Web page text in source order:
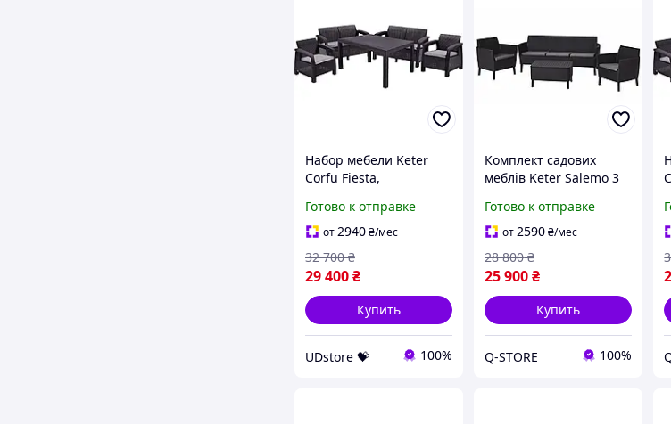
Набор мебели Keter
Corfu Fiesta,
store-with-good-prices-
Готово к отправке
от2940₴/мес
29 400₴
32 700 ₴
Купить
UDstore 💝 100%
Комплект садових
меблів Keter Salemo 3
STORE -shopping-
without-problems-
Готово к отправке
от2590₴/мес
25 900₴
28 800 ₴
Купить
Q-STORE 100%